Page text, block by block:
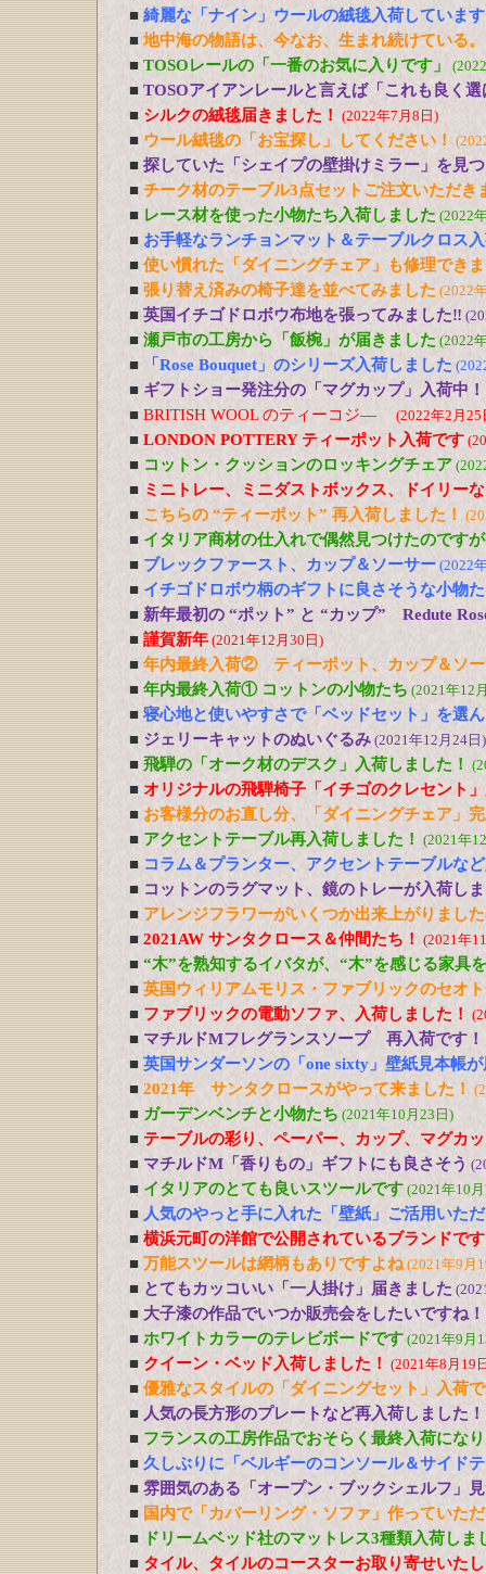
■ 綺麗な「ナイン」ウールの絨毯入荷しています
■ 地中海の物語は、今なお、生まれ続けている
■ TOSOレールの「一番のお気に入りです」
■ TOSOアイアンレールと言えば「これも良く
■ シルクの絨毯届きました！ (2022年7月8日)
■ ウール絨毯の「お宝探し」してください！
■ 探していた「シェイプの壁掛けミラー」を見
■ チーク材のテーブル3点セットご注文いただき
■ レース材を使った小物たち入荷しました (2022
■ お手軽なランチョンマット＆テーブルクロス
■ 使い慣れた「ダイニングチェア」も修理でき
■ 張り替え済みの椅子達を並べてみました (2022
■ 英国イチゴドロボウ布地を張ってみました‼
■ 瀬戸市の工房から「飯椀」が届きました (2022
■ 「Rose Bouquet」のシリーズ入荷しました
■ ギフトショー発注分の「マグカップ」入荷中！
■ BRITISH WOOL のティーコジ― (2022年2月25
■ LONDON POTTERY ティーポット入荷です
■ コットン・クッションのロッキングチェア
■ ミニトレー、ミニダストボックス、ドイリー
■ こちらの “ティーポット” 再入荷しました！
■ イタリア商材の仕入れで偶然見つけたのです
■ ブレックファースト、カップ＆ソーサー (2022
■ イチゴドロボウ柄のギフトに良さそうな小物
■ 新年最初の “ポット” と “カップ” Redute
■ 謹賀新年 (2021年12月30日)
■ 年内最終入荷② ティーポット、カップ＆ソー
■ 年内最終入荷① コットンの小物たち (2021年12
■ 寝心地と使いやすさで「ベッドセット」を選
■ ジェリーキャットのぬいぐるみ (2021年12月24日)
■ 飛騨の「オーク材のデスク」入荷しました！
■ オリジナルの飛騨椅子「イチゴのクレセント
■ お客様分のお直し分、「ダイニングチェア」
■ アクセントテーブル再入荷しました！ (2021年
■ コラム＆プランター、アクセントテーブルな
■ コットンのラグマット、鏡のトレーが入荷し
■ アレンジフラワーがいくつか出来上がりまし
■ 2021AW サンタクロース＆仲間たち！ (2021年
■ “木”を熟知するイバタが、“木”を感じる家具
■ 英国ウィリアムモリス・ファブリックのセオ
■ ファブリックの電動ソファ、入荷しました！
■ マチルドMフレグランスソープ 再入荷です！
■ 英国サンダーソンの「one sixty」壁紙見本帳
■ 2021年 サンタクロースがやって来ました！
■ ガーデンベンチと小物たち (2021年10月23日)
■ テーブルの彩り、ペーパー、カップ、マグカ
■ マチルドM「香りもの」ギフトにも良さそう
■ イタリアのとても良いスツールです (2021年10
■ 人気のやっと手に入れた「壁紙」ご活用いた
■ 横浜元町の洋館で公開されているブランドで
■ 万能スツールは網柄もありですよね(2021年9月
■ とてもカッコいい「一人掛け」届きました
■ 大子漆の作品でいつか販売会をしたいですね！
■ ホワイトカラーのテレビボードです (2021年9月
■ クイーン・ベッド入荷しました！ (2021年8月19
■ 優雅なスタイルの「ダイニングセット」入荷
■ 人気の長方形のプレートなど再入荷しました！
■ フランスの工房作品でおそらく最終入荷にな
■ 久しぶりに「ベルギーのコンソール＆サイド
■ 雰囲気のある「オープン・ブックシェルフ」
■ 国内で「カバーリング・ソファ」作っていた
■
ドリームベッド社のマットレス3種類入荷しま
■ タイル、タイルのコースターお取り寄せいた